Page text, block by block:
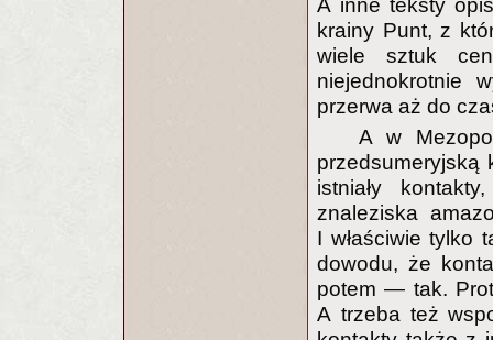
A inne teksty
krainy Punt, z
wiele sztuk
niejednokrotnie
przerwa aż do
A w
przedsumeryjską
istniały
znaleziska
I właściwie tylko
dowodu, że
potem — tak.
A trzeba też